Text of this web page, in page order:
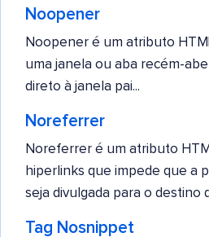
Noopener
Noopener é um atributo
uma janela ou aba recém-
direto à janela pai...
Noreferrer
Noreferrer é um atributo
hiperlinks que impede que a
seja divulgada para o destino
Tag Nosnippet